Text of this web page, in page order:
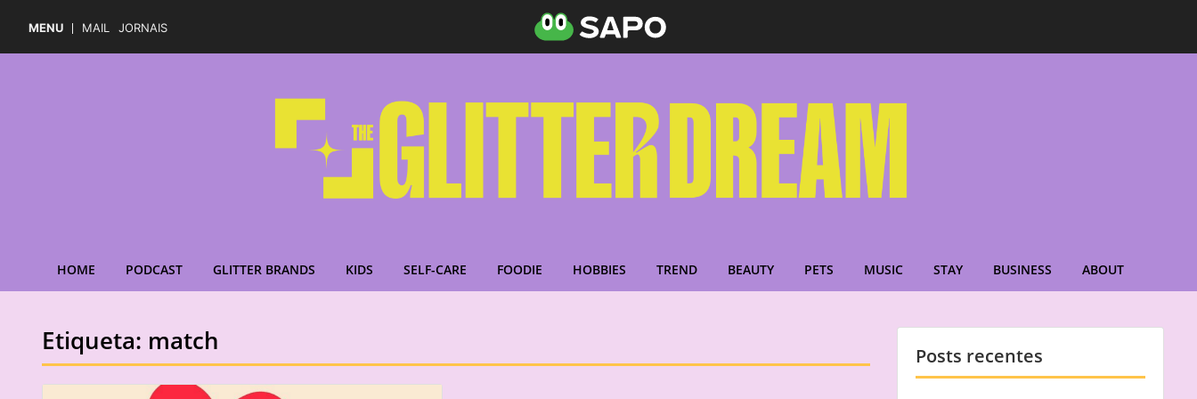
MENU MAIL JORNAIS
HOME PODCAST GLITTER BRANDS KIDS SELF-CARE FOODIE HOBBIES TREND BEAUTY PETS MUSIC STAY BUSINESS ABOUT
Etiqueta: match Posts recentes